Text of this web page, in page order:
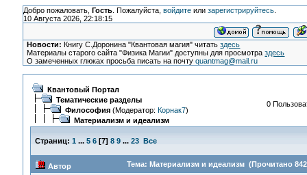
Добро пожаловать, Гость. Пожалуйста, войдитеили зарегистрируйтесь.
10 Августа 2026, 22:18:15
Новости: Книгу С.Доронина "Квантовая магия" читатьздесь
Материалы старого сайта "Физика Магии" доступны для просмотраздесь
О замеченных глюках просьба писать на почтуquantmag@mail.ru
Квантовый Портал
Тематические разделы
Философия(Модератор: Корнак7)
Материализм и идеализм
0
Страниц: 1 ... 5 6[7] 8 9 ... 23 Все
Автор Тема: Материализм и идеализм (Прочитано